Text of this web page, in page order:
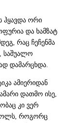
ჰყავდა ორი
და ხამზატ
რაც ჩეჩენმა
საშუალო
დამარცხდა.
ამიერიდან
დათმო ისე,
კი ვერ
როგორც